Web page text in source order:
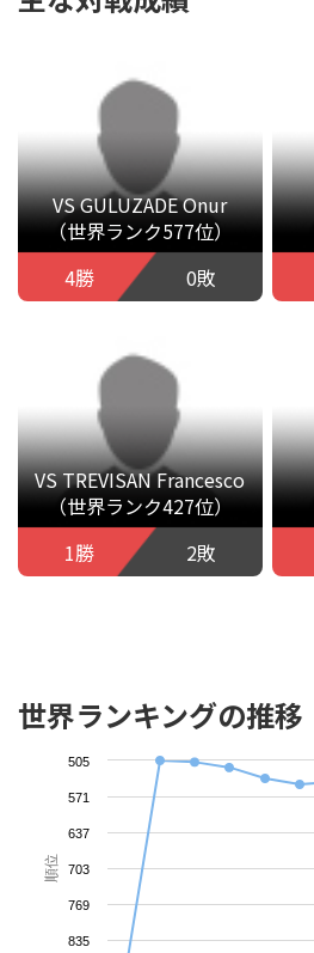
VS GULUZADE Onur
（世界ランク577位）
4勝
0敗
VS TREVISAN Francesco
（世界ランク427位）
1勝
2敗
世界ランキングの推移
順位
505
571
637
703
769
835